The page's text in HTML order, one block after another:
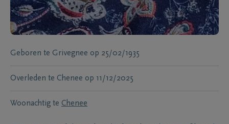
Geboren te Grivegnee op 25/02/1935
Overleden te Chenee op 11/12/2025
Woonachtig te Chenee